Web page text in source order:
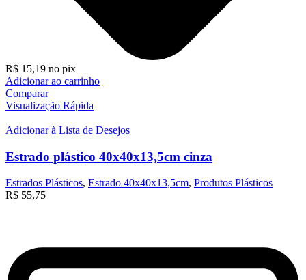
R$ 15,19 no pix
Adicionar ao carrinho
Comparar
Visualização Rápida
Adicionar à Lista de Desejos
Estrado plástico 40x40x13,5cm cinza
Estrados Plásticos, Estrado 40x40x13,5cm, Produtos Plásticos
R$ 55,75